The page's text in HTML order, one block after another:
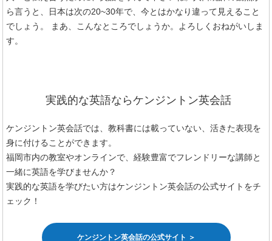
ら言うと、日本は次の20~30年で、今とはかなり違って見えること
でしょう。 まあ、こんなところでしょうか。よろしくおねがいしま
す。
実践的な英語ならケンジントン英会話
ケンジントン英会話では、教科書には載っていない、活きた表現を
身に付けることができます。
福岡市内の教室やオンラインで、経験豊富でフレンドリーな講師と
一緒に英語を学びませんか？
実践的な英語を学びたい方はケンジントン英会話の公式サイトをチ
ェック！
ケンジントン英会話の公式サイト ＞